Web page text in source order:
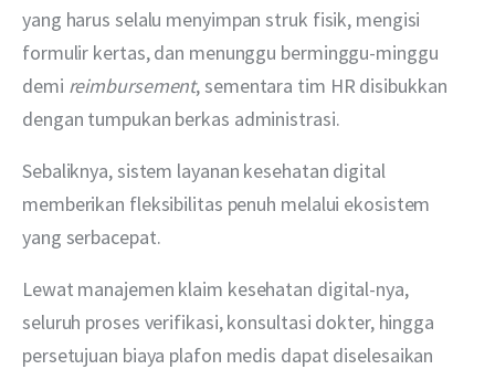
yang harus selalu menyimpan struk fisik, mengisi
formulir kertas, dan menunggu berminggu-minggu
demi reimbursement, sementara tim HR disibukkan
dengan tumpukan berkas administrasi.
Sebaliknya, sistem layanan kesehatan digital
memberikan fleksibilitas penuh melalui ekosistem
yang serbacepat.
Lewat manajemen klaim kesehatan digital-nya,
seluruh proses verifikasi, konsultasi dokter, hingga
persetujuan biaya plafon medis dapat diselesaikan